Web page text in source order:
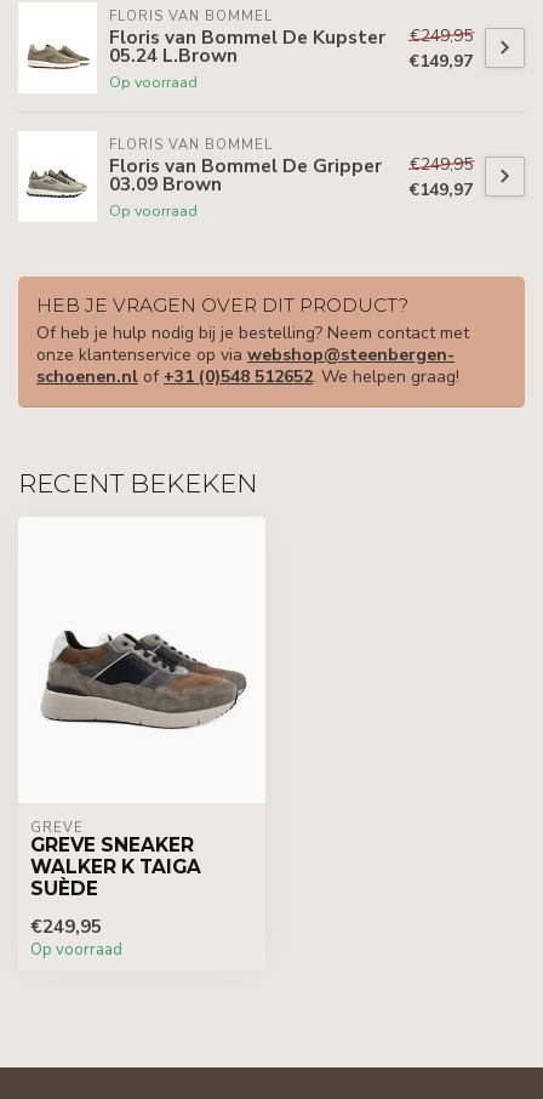
FLORIS VAN BOMMEL
Floris van Bommel De Kupster
05.24 L.Brown
Op voorraad
€249,95
€149,97
FLORIS VAN BOMMEL
Floris van Bommel De Gripper
03.09 Brown
Op voorraad
€249,95
€149,97
HEB JE VRAGEN OVER DIT PRODUCT?
Of heb je hulp nodig bij je bestelling? Neem contact met
onze klantenservice op via webshop@steenbergen-
schoenen.nl of +31 (0)548 512652. We helpen graag!
RECENT BEKEKEN
GREVE
GREVE SNEAKER
WALKER K TAIGA
SUÈDE
€249,95
Op voorraad